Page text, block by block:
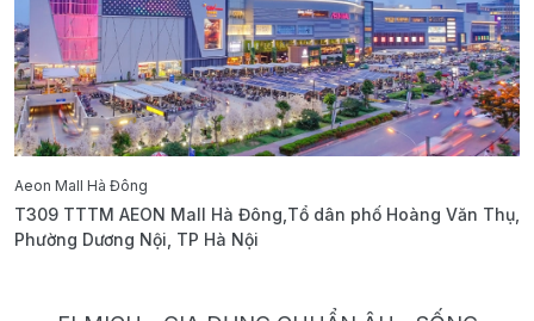
Aeon Mall Hà Đông
T309 TTTM AEON Mall Hà Đông,Tổ dân phố Hoàng Văn Thụ,
Phường Dương Nội, TP Hà Nội